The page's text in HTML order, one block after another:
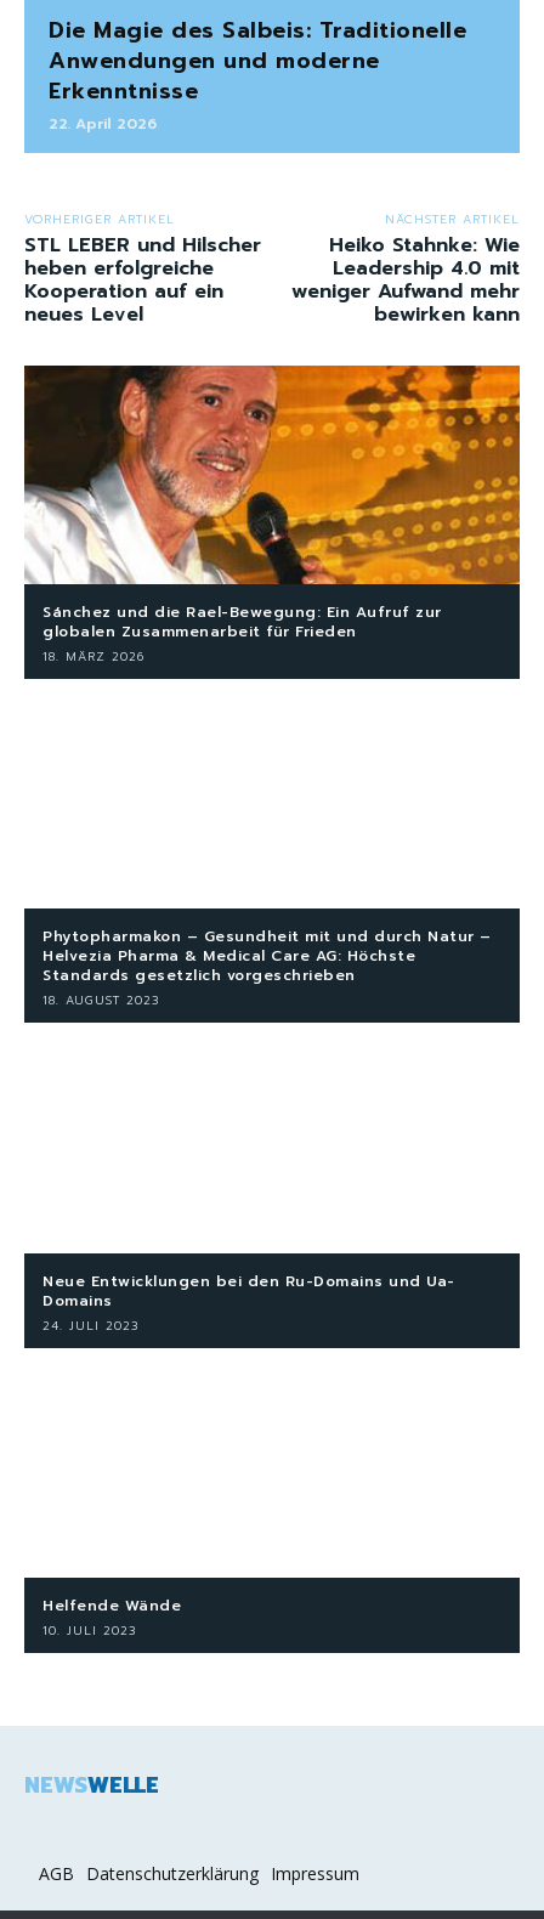
Die Magie des Salbeis: Traditionelle
Anwendungen und moderne
Erkenntnisse
22. April 2026
VORHERIGER ARTIKEL
STL LEBER und Hilscher
heben erfolgreiche
Kooperation auf ein
neues Level
NÄCHSTER ARTIKEL
Heiko Stahnke: Wie
Leadership 4.0 mit
weniger Aufwand mehr
bewirken kann
Sánchez und die Rael-Bewegung: Ein Aufruf zur
globalen Zusammenarbeit für Frieden
18. MÄRZ 2026
Phytopharmakon – Gesundheit mit und durch Natur –
Helvezia Pharma & Medical Care AG: Höchste
Standards gesetzlich vorgeschrieben
18. AUGUST 2023
Neue Entwicklungen bei den Ru-Domains und Ua-
Domains
24. JULI 2023
Helfende Wände
10. JULI 2023
NEWSWELLE
AGB Datenschutzerklärung Impressum